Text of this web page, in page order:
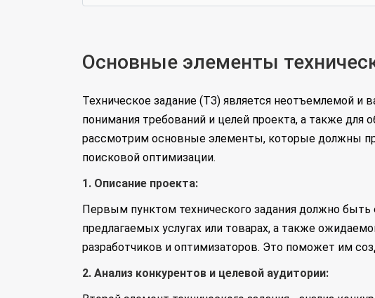
Основные элементы
Техническое задание (ТЗ) является неотъемлемой и
понимания требований и целей проекта, а также для
рассмотрим основные элементы, которые должны
поисковой оптимизации.
1. Описание проекта:
Первым пунктом технического задания должно быть
предлагаемых услугах или товарах, а также
разработчиков и оптимизаторов. Это поможет им
2. Анализ конкурентов и целевой аудитории: